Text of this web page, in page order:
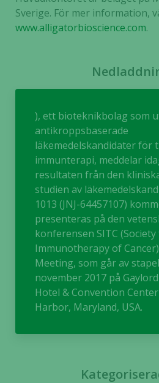
Sverige. För mer information,
www.alligatorbioscience.com.
), ett bioteknikbolag som
antikroppsbaserade
läkemedelskandidater för
immunterapi, meddelar
resultaten från den
studien av
1013 (JNJ-64457107)
presenteras på den
konferensen SITC
Immunotherapy of
Meeting, som går av
november 2017 på
Hotel & Convention
Harbor, Maryland, USA.